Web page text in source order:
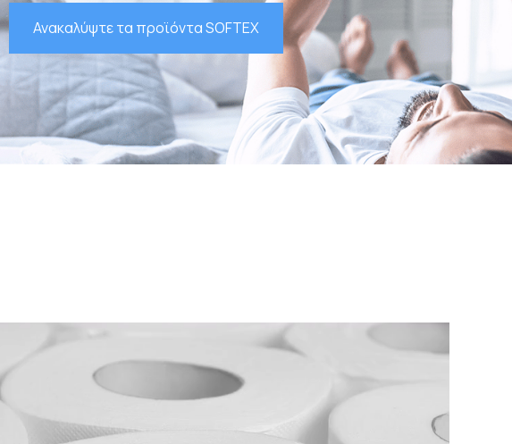
Ανακαλύψτε τα προϊόντα SOFTEX